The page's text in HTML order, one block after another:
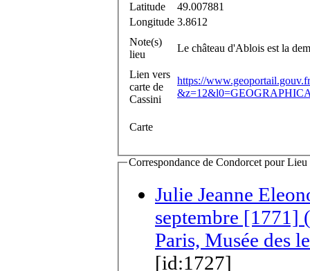
Latitude
49.007881
Longitude 3.8612
Note(s)
lieu
Le château d'Ablois est la
Lien vers
carte de
Cassini
https://
Carte
Correspondance de Condorcet pour
Julie Jeanne
septembre [1771]
Paris, Musée des
[id:1727]